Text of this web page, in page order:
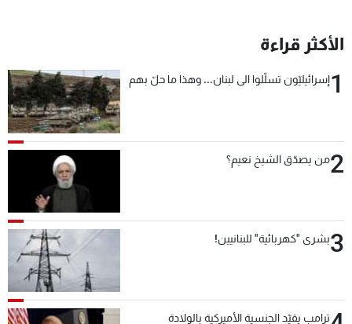
الأكثر قراءة
1إسرائيليّون تسلّلوا الى لبنان... وهذا ما حلّ بهم
2من يصدّق الشيخ نعيم؟
3بشرى "كهربائية" للبنانيين!
ترامب يقيّد الجنسية الأميركية بالولادة